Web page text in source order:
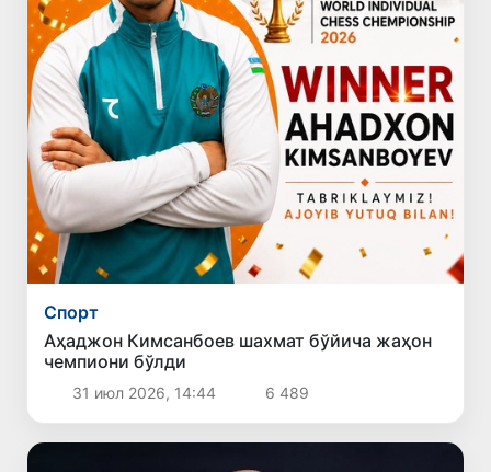
Спорт
Аҳаджон Кимсанбоев шахмат бўйича жаҳон
чемпиони бўлди
31 июл 2026, 14:44 6 489